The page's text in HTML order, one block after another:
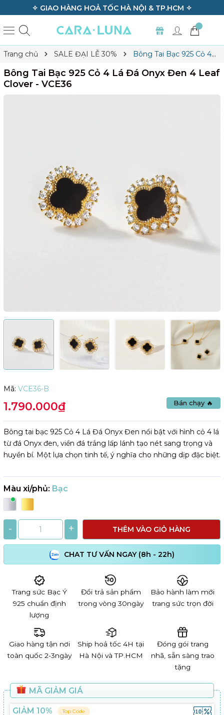
✧ GIAO HÀNG HOẢ TỐC HÀ NỘI & TP.HCM ✧
Trang chủ SALE ĐẠI LỄ 30%
Bông Tai Bạc 925 Cỏ 4
Bông Tai Bạc 925 Cỏ 4 Lá Đá Onyx Đen 4 Leaf
Clover - VCE36
Mã: VCE36-B
Bán chạy 🔥
1.790.000₫
Bông tai bạc 925 Cỏ 4 Lá Đá Onyx Đen nổi bật với hình cỏ 4 lá
từ đá Onyx đen, viền đá trắng lấp lánh tạo nét sang trọng và
huyền bí. Một lựa chọn tinh tế, ý nghĩa cho những dịp đặc biệt.
Màu xi/phủ: Bạc
- + THÊM VÀO GIỎ HÀNG
CHAT TƯ VẤN NGAY (8h - 22h)
Trang sức Bạc Ý
925 chuẩn định
lượng
Đổi trả sản phẩm
trong vòng 30ngày
Bảo hành làm mới
trang sức trọn đời
Giao hàng tận nơi
toàn quốc 2-3ngày
Ship hoả tốc 4H tại
Hà Nội và TP.HCM
Đóng gói trang
nhã, sẵn sàng trao
tặng
MÃ GIẢM GIÁ
GIẢM 10% Top Code